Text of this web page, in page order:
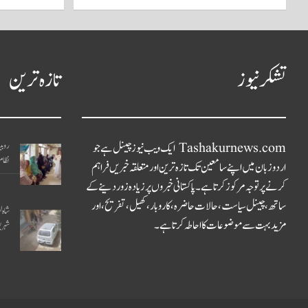
تشکر نیوز
Tashakurnews.com ایک ویب نیوز چینل ہے جو
اردو زبان میں اپنے سامعین تک تازہ ترین اور متعلقہ خبریں فراہم
کرنے پر توجہ مرکوز کرتا ہے۔ پاکستانی خبروں پر زیادہ زور دینے کے
ساتھ، چینل سیاست، حالات حاضرہ، کاروبار، کھیل، تفریح، اور
مزید بہت سے موضوعات کا احاطہ کرتا ہے۔
تازہ ترین